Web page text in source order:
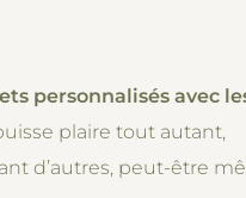
personnalisés avec
plaire tout autant,
d’autres, peut-être